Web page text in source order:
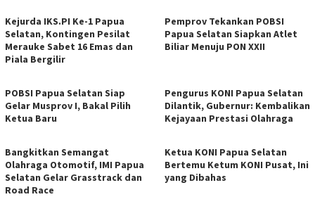
Kejurda IKS.PI Ke-1 Papua
Selatan, Kontingen Pesilat
Merauke Sabet 16 Emas dan
Piala Bergilir
Pemprov Tekankan POBSI
Papua Selatan Siapkan Atlet
Biliar Menuju PON XXII
POBSI Papua Selatan Siap
Gelar Musprov I, Bakal Pilih
Ketua Baru
Pengurus KONI Papua Selatan
Dilantik, Gubernur: Kembalikan
Kejayaan Prestasi Olahraga
Bangkitkan Semangat
Olahraga Otomotif, IMI Papua
Selatan Gelar Grasstrack dan
Road Race
Ketua KONI Papua Selatan
Bertemu Ketum KONI Pusat, Ini
yang Dibahas